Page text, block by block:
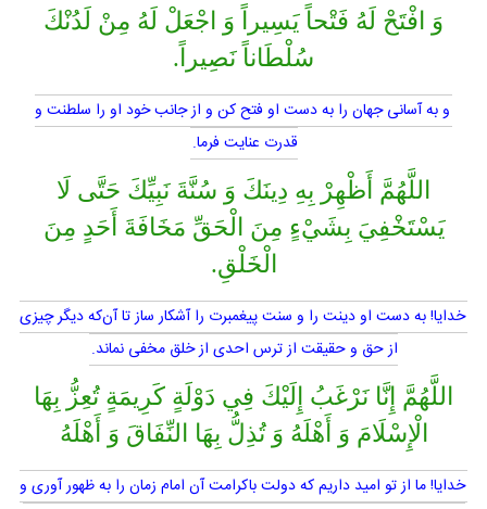
وَ افْتَحْ لَهُ فَتْحاً يَسِيراً وَ اجْعَلْ لَهُ مِنْ لَدُنْكَ
سُلْطَاناً نَصِيراً.
و به آسانى جهان را به دست او فتح كن و از جانب خود او را سلطنت و
قدرت عنايت فرما.
اللَّهُمَّ أَظْهِرْ بِهِ دِينَكَ وَ سُنَّةَ نَبِيِّكَ حَتَّى لَا
يَسْتَخْفِيَ بِشَيْ‏ءٍ مِنَ الْحَقِّ مَخَافَةَ أَحَدٍ مِنَ
الْخَلْقِ.
خدايا! به دست او دينت را و سنت پيغمبرت را آشكار ساز تا آن‌كه ديگر چيزى
از حق و حقيقت از ترس احدى از خلق مخفى نماند.
اللَّهُمَّ إِنَّا نَرْغَبُ إِلَيْكَ فِي دَوْلَةٍ كَرِيمَةٍ تُعِزُّ بِهَا
الْإِسْلَامَ وَ أَهْلَهُ وَ تُذِلُّ بِهَا النِّفَاقَ وَ أَهْلَهُ
خدايا! ما از تو اميد داريم كه دولت باكرامت آن امام زمان را به ظهور آورى و